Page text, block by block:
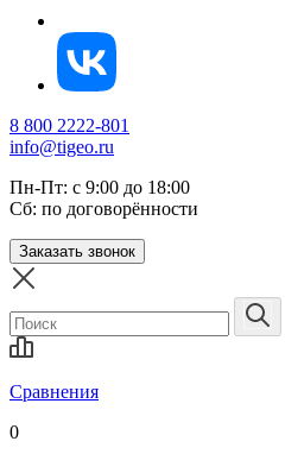
8 800 2222-801
info@tigeo.ru
Пн-Пт: с 9:00 до 18:00
Сб: по договорённости
Заказать звонок
Сравнения
0